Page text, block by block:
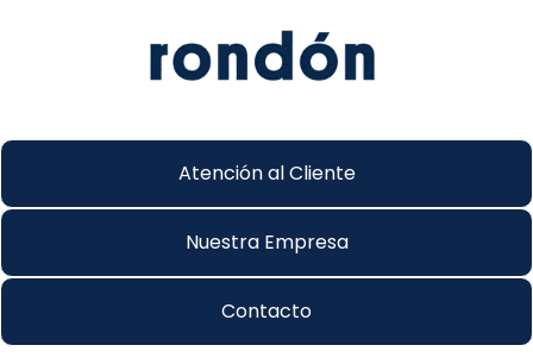
Atención al Cliente
Nuestra Empresa
Contacto